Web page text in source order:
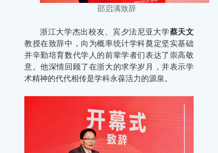
邵启满致辞
浙江大学杰出校友、宾夕法尼亚大学蔡天文
教授在致辞中，向为概率统计学科奠定坚实基础
并辛勤培育数代学人的前辈学者们表达了崇高敬
意。他深情回顾了在浙大的求学岁月，并表示学
术精神的代代相传是学科永葆活力的源泉。